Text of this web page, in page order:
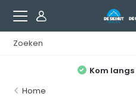
Kom langs
Home